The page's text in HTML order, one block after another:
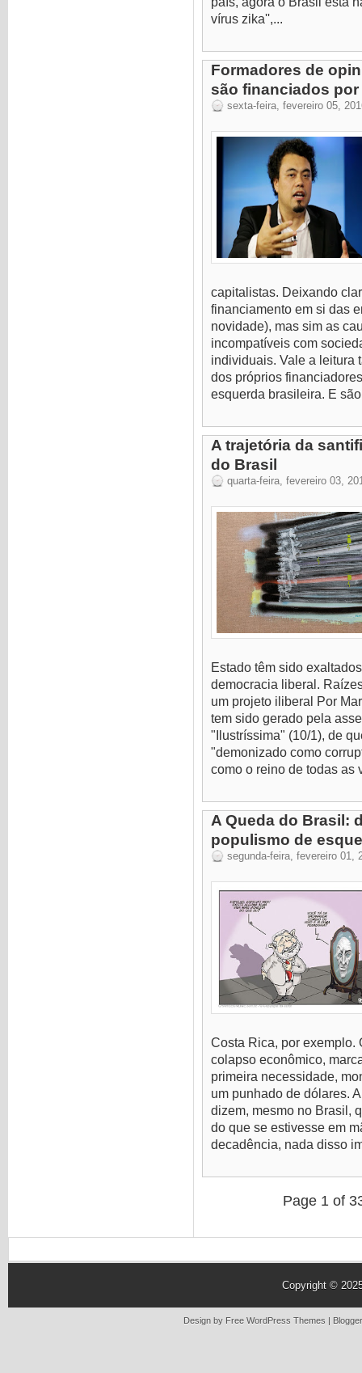
vírus zika'',...
Formadores de
são financiados
sexta-feira, fevereiro 05,
capitalistas. Deixando
financiamento em si das
novidade), mas sim as
incompatíveis com
individuais. Vale a leitura
dos próprios
esquerda brasileira. E
A trajetória da
do Brasil
quarta-feira, fevereiro 03,
Estado têm sido
democracia liberal.
um projeto iliberal Por
tem sido gerado pela
"Ilustríssima" (10/1), de
"demonizado como
como o reino de todas as
A Queda do Brasil:
populismo de
segunda-feira, fevereiro 01,
Costa Rica, por exemplo.
colapso econômico,
primeira necessidade,
um punhado de dólares.
dizem, mesmo no Brasil,
do que se estivesse em
decadência, nada disso
Page 1 of
Copyright ©
Design by Free WordPress Themes |